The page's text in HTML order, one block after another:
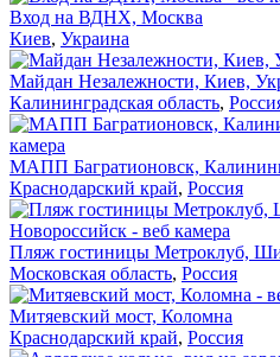
Вход на ВДНХ, Москва
Киев, Украина
Майдан Незалежности, Киев,
Калининградская область,
МАПП Багратионовск,
Краснодарский край, Россия
Пляж гостиницы Метроклуб,
Московская область, Россия
Митяевский мост, Коломна
Краснодарский край, Россия